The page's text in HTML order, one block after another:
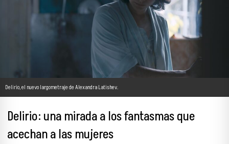
Delirio, el nuevo largometraje de Alexandra Latishev.
Delirio: una mirada a los fantasmas que
acechan a las mujeres